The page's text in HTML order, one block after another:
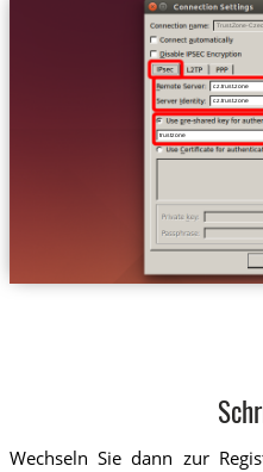
Trust.Zone-
cz.trust.zone
cz.trust.zone
trustzone
Wechseln Sie dann zur